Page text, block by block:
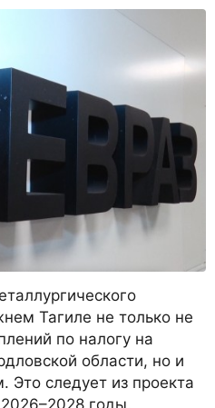
Тагиле не только не
по налогу на
области, но и
Это следует из проекта